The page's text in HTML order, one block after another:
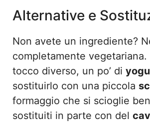
Alternative e
Non avete un ingrediente?
completamente
tocco diverso, un po’ di
sostituirlo con una piccola
formaggio che si scioglie
sostituiti in parte con del